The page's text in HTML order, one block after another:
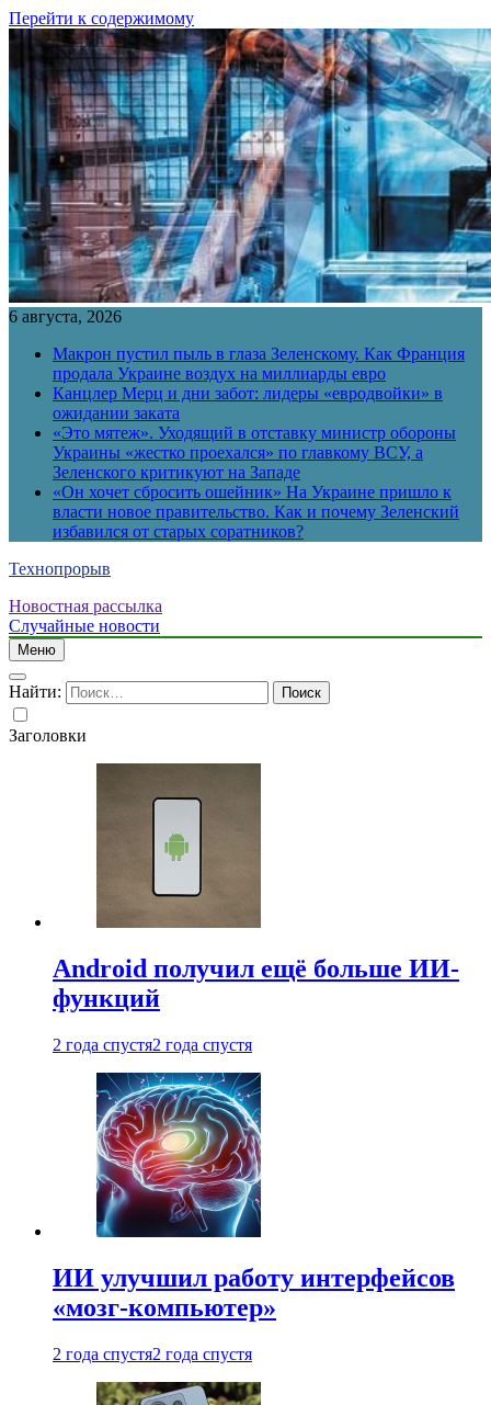
Перейти к содержимому
6 августа, 2026
Макрон пустил пыль в глаза Зеленскому. Как Франция
продала Украине воздух на миллиарды евро
Канцлер Мерц и дни забот: лидеры «евродвойки» в
ожидании заката
«Это мятеж». Уходящий в отставку министр обороны
Украины «жестко проехался» по главкому ВСУ, а
Зеленского критикуют на Западе
«Он хочет сбросить ошейник» На Украине пришло к
власти новое правительство. Как и почему Зеленский
избавился от старых соратников?
Технопрорыв
Новостная рассылка
Случайные новости
Меню
Найти:
Заголовки
Android получил ещё больше ИИ-
функций
2 года спустя2 года спустя
ИИ улучшил работу интерфейсов
«мозг-компьютер»
2 года спустя2 года спустя